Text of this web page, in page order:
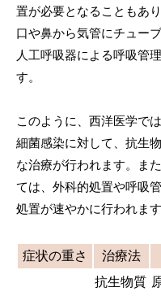
置が必要となることもあ
口や鼻から気管にチュー
人工呼吸器による呼吸管
す。
このように、西洋医学で
細菌感染に対して、抗生
な治療が行われます。ま
ては、外科的処置や呼吸
処置が速やかに行われます
症状の重さ 治療法
抗生物質